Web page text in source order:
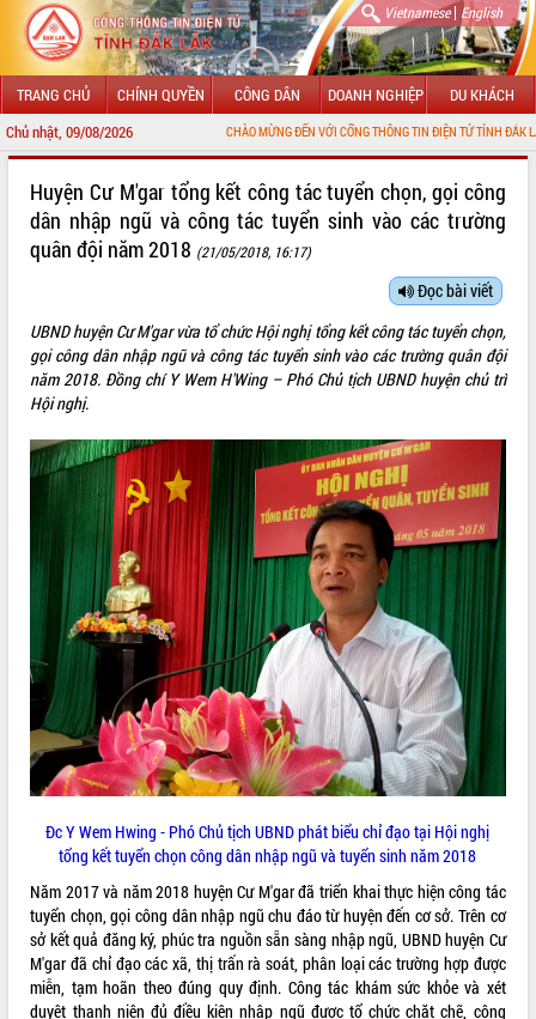
Vietnamese| English
TRANG CHỦ CHÍNH QUYỀN CÔNG DÂN DOANH NGHIỆP DU KHÁCH
Chủ nhật, 09/08/2026 CHÀO MỪNG ĐẾN VỚI CỔNG THÔNG TIN ĐIỆN TỬ TỈNH ĐẮK LẮK
LÃNH ĐẠO UBND TỈNH
SỞ, BAN, NGÀNH
UBND CÁC XÃ, PHƯỜNG
HỆ THỐNG VĂN BẢN
VĂN BẢN HĐND TỈNH
ĐIỂM TIN VĂN BẢN
QUY HOẠCH - KẾ HOẠCH
Huyện Cư M'gar tổng kết công tác tuyển chọn, gọi công
dân nhập ngũ và công tác tuyển sinh vào các trường
quân đội năm 2018 (21/05/2018, 16:17)
Đọc bài viết
UBND huyện Cư M'gar vừa tổ chức Hội nghị tổng kết công tác tuyển chọn,
gọi công dân nhập ngũ và công tác tuyển sinh vào các trường quân đội
năm 2018. Đồng chí Y Wem H'Wing – Phó Chủ tịch UBND huyện chủ trì
Hội nghị.
Đc Y Wem Hwing - Phó Chủ tịch UBND phát biểu chỉ đạo tại Hội nghị
tổng kết tuyển chọn công dân nhập ngũ và tuyển sinh năm 2018
Năm 2017 và năm 2018 huyện Cư M'gar đã triển khai thực hiện công tác
tuyển chọn, gọi công dân nhập ngũ chu đáo từ huyện đến cơ sở. Trên cơ
sở kết quả đăng ký, phúc tra nguồn sẵn sàng nhập ngũ, UBND huyện Cư
M'gar đã chỉ đạo các xã, thị trấn rà soát, phân loại các trường hợp được
miễn, tạm hoãn theo đúng quy định. Công tác khám sức khỏe và xét
duyệt thanh niên đủ điều kiện nhập ngũ được tổ chức chặt chẽ, công